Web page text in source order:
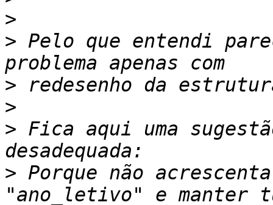
>
> Pelo que entendi
>
>
> Fica aqui uma
> Porque não